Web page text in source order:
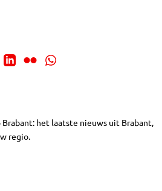
Brabant: het laatste nieuws uit Brabant,
regio.